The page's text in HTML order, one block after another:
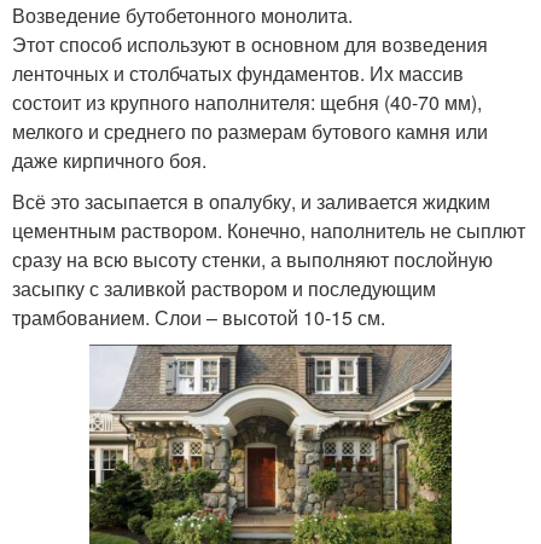
Возведение бутобетонного монолита.
Этот способ используют в основном для возведения
ленточных и столбчатых фундаментов. Их массив
состоит из крупного наполнителя: щебня (40-70 мм),
мелкого и среднего по размерам бутового камня или
даже кирпичного боя.
Всё это засыпается в опалубку, и заливается жидким
цементным раствором. Конечно, наполнитель не сыплют
сразу на всю высоту стенки, а выполняют послойную
засыпку с заливкой раствором и последующим
трамбованием. Слои – высотой 10-15 см.